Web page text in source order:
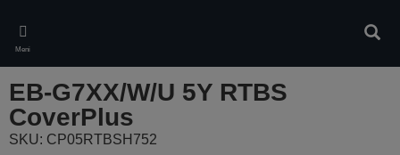
main
content
Meni
EB-G7XX/W/U 5Y RTBS
CoverPlus
SKU: CP05RTBSH752